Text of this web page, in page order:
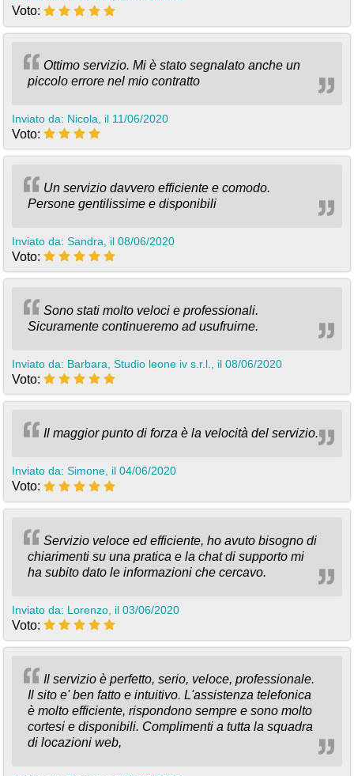
Voto:
Ottimo servizio. Mi è stato segnalato anche un
piccolo errore nel mio contratto
Inviato da: Nicola, il 11/06/2020
Voto:
Un servizio davvero efficiente e comodo.
Persone gentilissime e disponibili
Inviato da: Sandra, il 08/06/2020
Voto:
Sono stati molto veloci e professionali.
Sicuramente continueremo ad usufruirne.
Inviato da: Barbara, Studio leone iv s.r.l., il 08/06/2020
Voto:
Il maggior punto di forza è la velocità del servizio.
Inviato da: Simone, il 04/06/2020
Voto:
Servizio veloce ed efficiente, ho avuto bisogno di
chiarimenti su una pratica e la chat di supporto mi
ha subito dato le informazioni che cercavo.
Inviato da: Lorenzo, il 03/06/2020
Voto:
Il servizio è perfetto, serio, veloce, professionale.
Il sito e' ben fatto e intuitivo. L'assistenza telefonica
è molto efficiente, rispondono sempre e sono molto
cortesi e disponibili. Complimenti a tutta la squadra
di locazioni web,